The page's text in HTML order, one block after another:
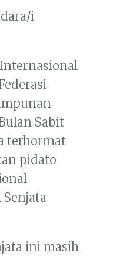
i
Sabit
terhormat
pidato
Senjata
ini masih